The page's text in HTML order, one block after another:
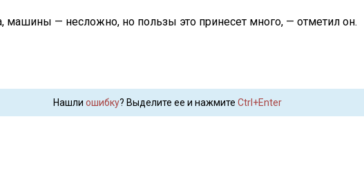
машины — несложно, но пользы это принесет много, — отметил он.
Нашли ошибку? Выделите ее и нажмите Ctrl+Enter